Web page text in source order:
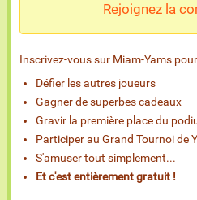
Rejoignez la
Inscrivez-vous sur Miam-Yams
Défier les autres joueurs
Gagner de superbes cadeaux
Gravir la première place du
Participer au Grand Tournoi de
S'amuser tout simplement...
Et c'est entièrement gratuit !